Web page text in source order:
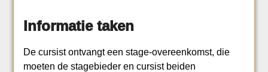
Informatie taken
De cursist ontvangt een stage-overeenkomst, die
moeten de stagebieder en cursist beiden